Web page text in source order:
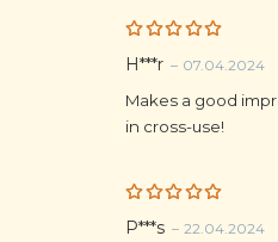
Rated5
H***r – 07.04.2024
Makes a good
in cross-use!
Rated5
P***s – 22.04.2024